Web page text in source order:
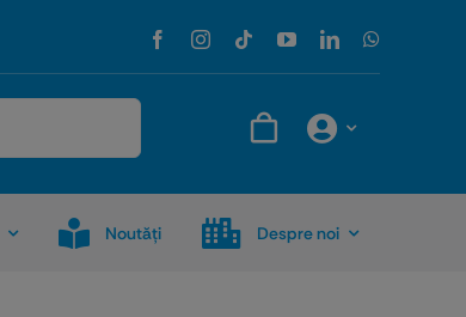
Noutăţi Despre noi